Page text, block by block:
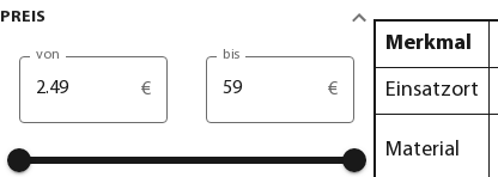
PREIS
von
€
bis
€
Merkmal
Einsatzort
Material